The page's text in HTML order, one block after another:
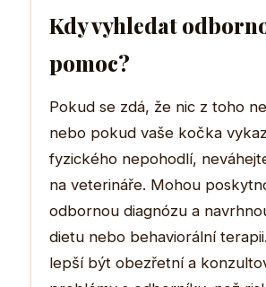
Kdy vyhledat
pomoc?
Pokud se zdá, že nic z toho
nebo pokud vaše kočka
fyzického nepohodlí,
na veterináře. Mohou
odbornou diagnózu a
dietu nebo behaviorální
lepší být obezřetní a